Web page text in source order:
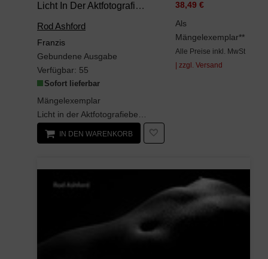
Licht In Der Aktfotografie: Studio Und Outdoor: 60 Workshops Für Das Perfekte Spiel Mit Licht Und Schatten
Rod Ashford
Franzis
Gebundene Ausgabe
Verfügbar: 55
Sofort lieferbar
Mängelexemplar
Licht in der Aktfotografiebeschreibt in beeindruckender Weise, wie Profifotografen ihre Meister...
38,49 €
Als
Mängelexemplar**
Alle Preise inkl. MwSt
| zzgl. Versand
IN DEN WARENKORB